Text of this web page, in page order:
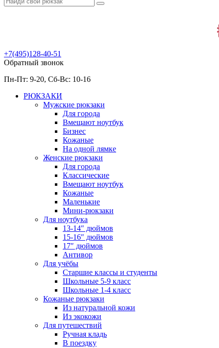
+7(495)128-40-51
Обратный звонок
Пн-Пт: 9-20, Сб-Вс: 10-16
РЮКЗАКИ
Мужские рюкзаки
Для города
Вмещают ноутбук
Бизнес
Кожаные
На одной лямке
Женские рюкзаки
Для города
Классические
Вмещают ноутбук
Кожаные
Маленькие
Мини-рюкзаки
Для ноутбука
13-14″ дюймов
15-16″ дюймов
17″ дюймов
Антивор
Для учёбы
Старшие классы и студенты
Школьные 5-9 класс
Школьные 1-4 класс
Кожаные рюкзаки
Из натуральной кожи
Из экокожи
Для путешествий
Ручная кладь
В поездку